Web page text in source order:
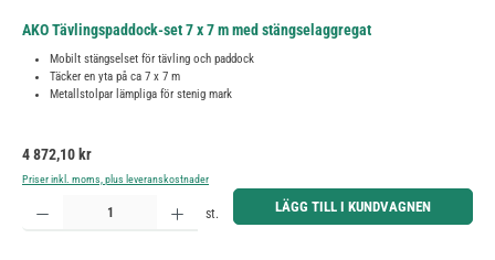
AKO Tävlingspaddock-set 7 x 7 m med stängselaggregat
Mobilt stängselset för tävling och paddock
Täcker en yta på ca 7 x 7 m
Metallstolpar lämpliga för stenig mark
Ordinarie pris:
4 872,10 kr
Priser inkl. moms, plus leveranskostnader
Produktkvantitet: Ange önskat belopp eller använd knapparna för att öka eller minska kvantiteten.
st. LÄGG TILL I KUNDVAGNEN